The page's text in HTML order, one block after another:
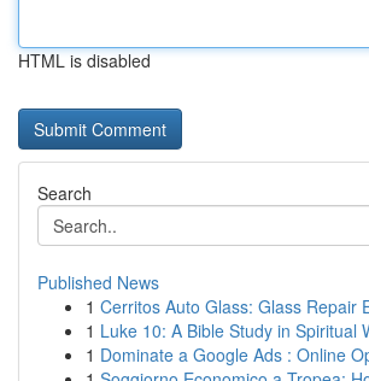
HTML is disabled
Search
Published News
1 Cerritos Auto Glass: Glass Repair
1 Luke 10: A Bible Study in Spiritual
1 Dominate a Google Ads : Online